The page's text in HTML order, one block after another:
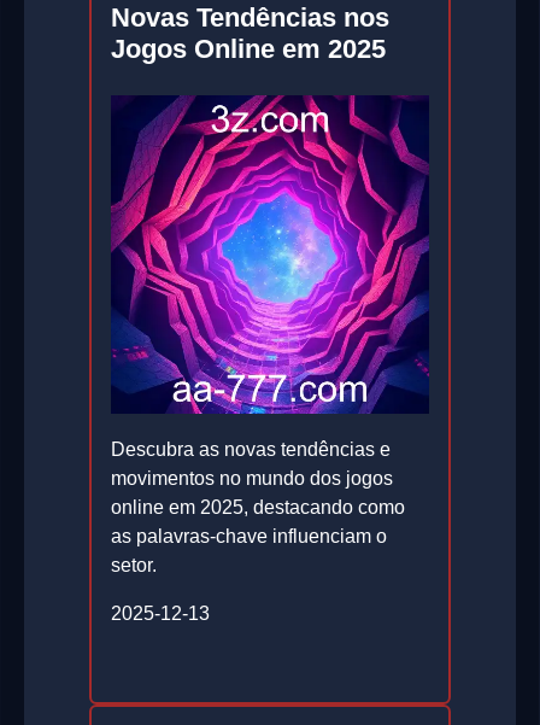
Novas Tendências nos
Jogos Online em 2025
Descubra as novas tendências e
movimentos no mundo dos jogos
online em 2025, destacando como
as palavras-chave influenciam o
setor.
2025-12-13